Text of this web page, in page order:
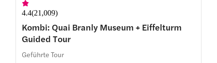
4.4(21,009)
Kombi: Quai Branly Museum + Eiffelturm
Guided Tour
Geführte Tour